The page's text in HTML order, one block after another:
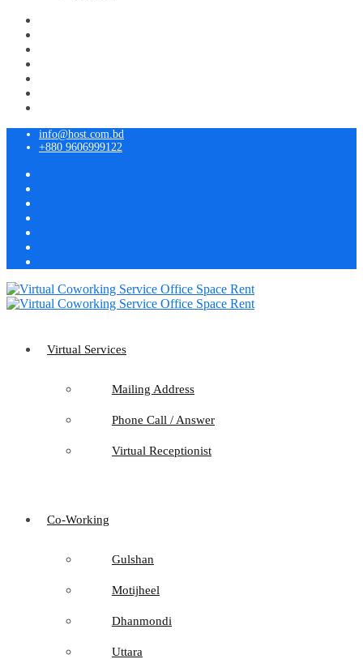
info@host.com.bd
+880 9606999122
Virtual Services
Mailing Address
Phone Call / Answer
Virtual Receptionist
Co-Working
Gulshan
Motijheel
Dhanmondi
Uttara